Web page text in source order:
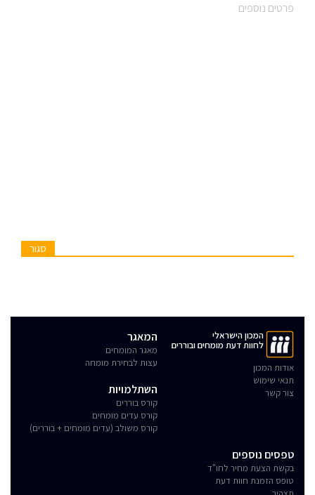
פרטים נוספים
סגור
המכון הישראלי
לחוות דעת מומחים ובוררים
אודות המכון
תנאי שימוש
צור קשר
המאגר
מאגר המומחים
עצות לבחירת מומחה
השתלמויות
קורס בוררים
קורס עדים מומחים
קורס משולב (עדים מומחים + בוררים)
טפסים נוספים
בקשת הצעת מחיר לחו"ד
טופס הזמנת חוות דעת